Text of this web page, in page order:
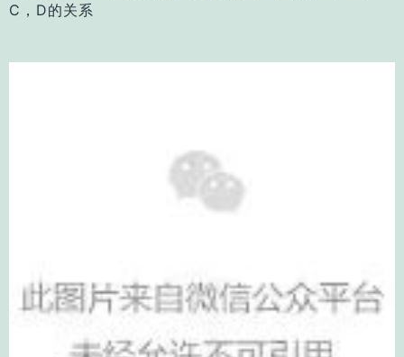
C，D的关系